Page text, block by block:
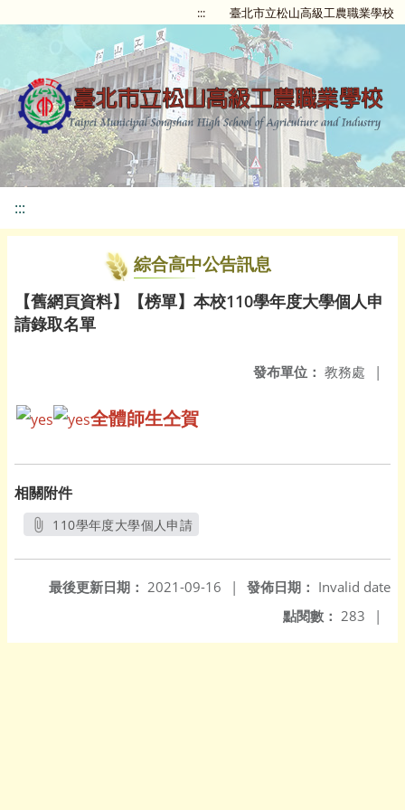
::: 臺北市立松山高級工農職業學校
:::
綜合高中公告訊息
【舊網頁資料】【榜單】本校110學年度大學個人申
請錄取名單
發布單位： 教務處 |
全體師生仝賀
相關附件
110學年度大學個人申請
發佈日期： Invalid date
最後更新日期： 2021-09-16
|
點閱數： 283 |